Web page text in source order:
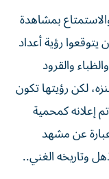
بمشاهدة
يتوقعوا رؤية أعداد
والقرود
لكن رؤيتها تكون
إعلانه كمحمية
عن مشهد
وتاريخه الغني..